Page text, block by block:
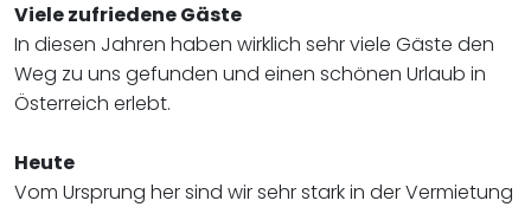
Viele zufriedene Gäste
In diesen Jahren haben wirklich sehr viele Gäste den
Weg zu uns gefunden und einen schönen Urlaub in
Österreich erlebt.
Heute
Vom Ursprung her sind wir sehr stark in der Vermietung